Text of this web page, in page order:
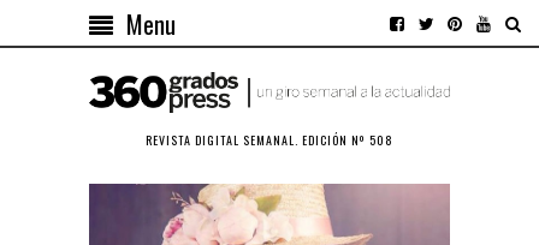
Menu
REVISTA DIGITAL SEMANAL. EDICIÓN Nº 508